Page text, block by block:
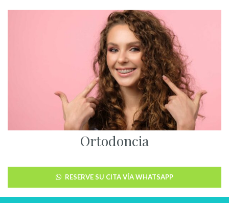
Ortodoncia
RESERVE SU CITA VÍA WHATSAPP